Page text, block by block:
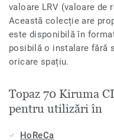
valoare LRV (valoare de
Această colecție are
este disponibilă în
posibilă o instalare fără
oricare spațiu.
Topaz 70 Kiruma
pentru utilizări în
HoReCa